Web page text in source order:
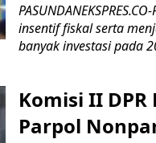
insentif fiskal serta
banyak investasi pada
Komisi II
Parpol